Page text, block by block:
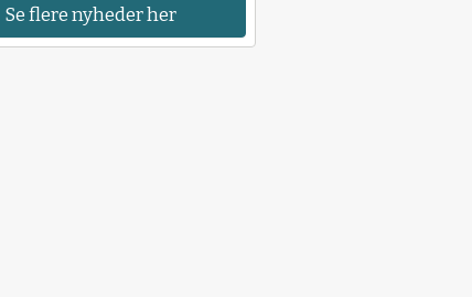
Se flere nyheder her